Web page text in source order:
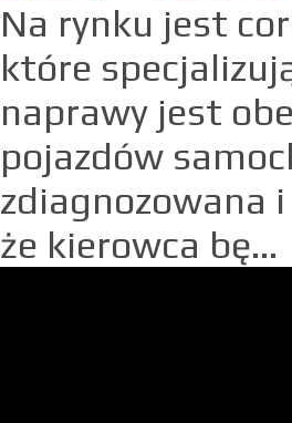
Na rynku jest
które
naprawy jest
pojazdów
zdiagnozowana
że kierowca bę...